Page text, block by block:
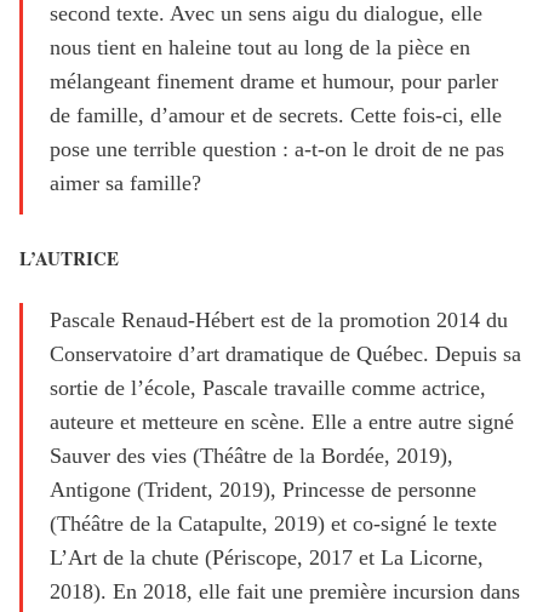
second texte. Avec un sens aigu du dialogue, elle
nous tient en haleine tout au long de la pièce en
mélangeant finement drame et humour, pour parler
de famille, d’amour et de secrets. Cette fois-ci, elle
pose une terrible question : a-t-on le droit de ne pas
aimer sa famille?
L’AUTRICE
Pascale Renaud-Hébert est de la promotion 2014 du
Conservatoire d’art dramatique de Québec. Depuis sa
sortie de l’école, Pascale travaille comme actrice,
auteure et metteure en scène. Elle a entre autre signé
Sauver des vies (Théâtre de la Bordée, 2019),
Antigone (Trident, 2019), Princesse de personne
(Théâtre de la Catapulte, 2019) et co-signé le texte
L’Art de la chute (Périscope, 2017 et La Licorne,
2018). En 2018, elle fait une première incursion dans